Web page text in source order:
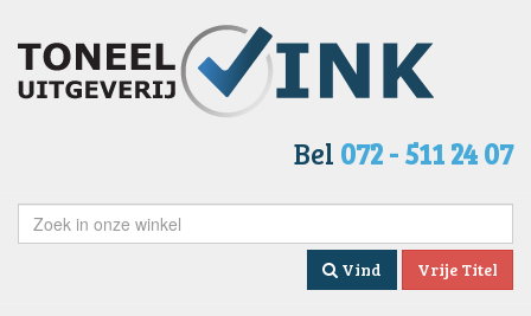
Bel 072 - 511 24 07
Vind Vrije Titel